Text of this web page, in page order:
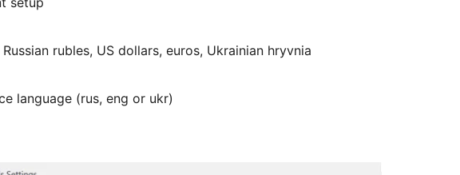
rubles, US dollars, euros, Ukrainian hryvnia
language (rus, eng or ukr)